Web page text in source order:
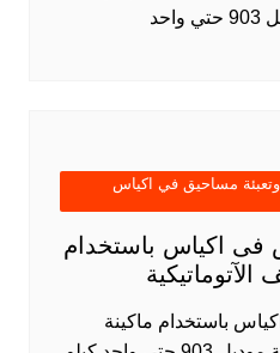
وتعبئة مساحيق في اكياس
فى اكياس باستخدام
الآتوماتيكية
باستخدام ماكينة